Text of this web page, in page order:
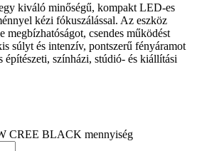
kiváló minőségű, kompakt LED-es
kézi fókuszálással. Az eszköz
megbízhatóságot, csendes működést
súlyt és intenzív, pontszerű fényáramot
építészeti, színházi, stúdió- és kiállítási
CREE BLACK mennyiség